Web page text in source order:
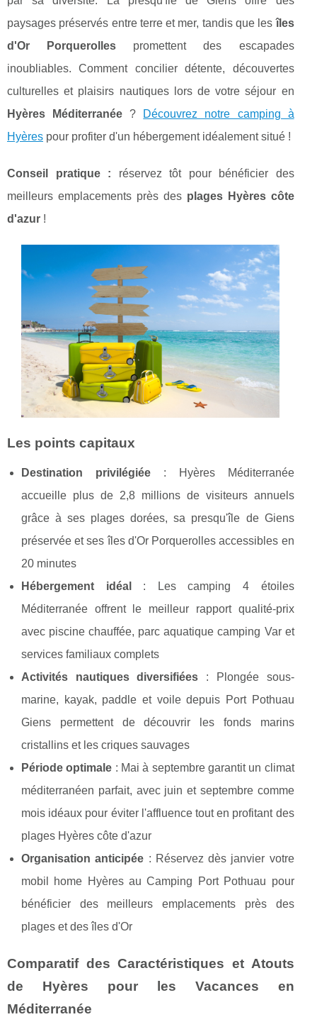
paysages préservés entre terre et mer, tandis que lesîles
d'Or Porquerolles promettent des escapades
inoubliables. Comment concilier détente, découvertes
culturelles et plaisirs nautiques lors de votre séjour en
Hyères Méditerranée ? Découvrez notre camping à
Hyères pour profiter d'un hébergement idéalement situé !
Conseil pratique : réservez tôt pour bénéficier des
meilleurs emplacements près des plages Hyères côte
d'azur !
Les points capitaux
Destination privilégiée: Hyères Méditerranée
accueille plus de 2,8 millions de visiteurs annuels
grâce à ses plages dorées, sa presqu'île de Giens
préservée et ses îles d'Or Porquerolles accessibles en
20 minutes
Hébergement idéal
: Les camping 4 étoiles
Méditerranée offrent le meilleur rapport qualité-prix
avec piscine chauffée, parc aquatique camping Var et
services familiaux complets
Activités nautiques diversifiées : Plongée sous-
marine, kayak, paddle et voile depuis Port Pothuau
Giens permettent de découvrir les fonds marins
cristallins et les criques sauvages
Période optimale : Mai à septembre garantit un climat
méditerranéen parfait, avec juin et septembre comme
mois idéaux pour éviter l'affluence tout en profitant des
plages Hyères côte d'azur
Organisation anticipée : Réservez dès janvier votre
mobil home Hyères au Camping Port Pothuau pour
bénéficier des meilleurs emplacements près des
plages et des îles d'Or
Comparatif des Caractéristiques et Atouts
de Hyères pour les Vacances en
Méditerranée